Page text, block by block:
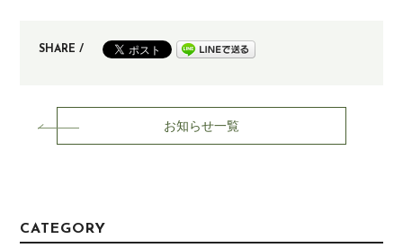
SHARE /
お知らせ一覧
CATEGORY